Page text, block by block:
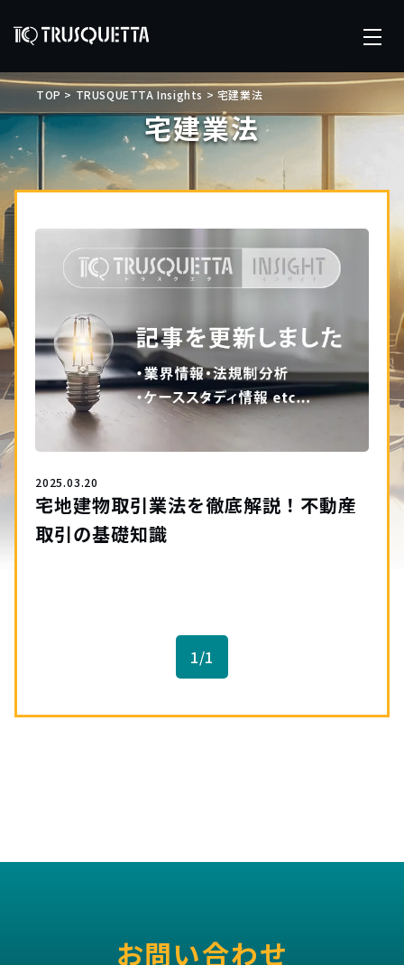
TOP > TRUSQUETTA Insights > 宅建業法
宅建業法
2025.03.20
宅地建物取引業法を徹底解説！不動産
取引の基礎知識
1/1
お問い合わせ